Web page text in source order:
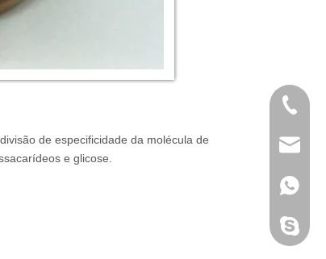
de especificidade da molécula de
e glicose.
+86
+86